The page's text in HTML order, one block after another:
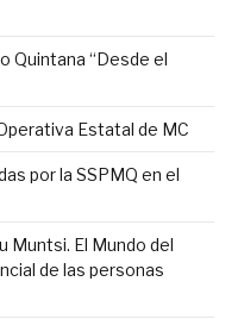
Quintana “Desde el
Estatal de MC
por la SSPMQ en el
Muntsi. El Mundo del
de las personas